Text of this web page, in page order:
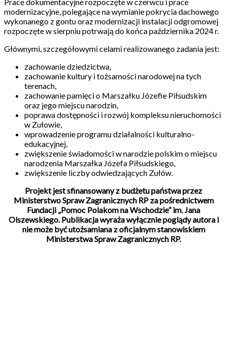
modernizacyjne, polegające na wymianie pokrycia dachowego
wykonanego z gontu oraz modernizacji instalacji odgromowej
rozpoczęte w sierpniu potrwają do końca października 2024 r.
Głównymi, szczegółowymi celami realizowanego zadania jest:
zachowanie dziedzictwa,
zachowanie kultury i tożsamości narodowej na tych
terenach,
zachowanie pamięci o Marszałku Józefie Piłsudskim
oraz jego miejscu narodzin,
poprawa dostępności i rozwój kompleksu nieruchomości
w Zułowie,
wprowadzenie programu działalności kulturalno-
edukacyjnej,
zwiększenie świadomości w narodzie polskim o miejscu
narodzenia Marszałka Józefa Piłsudskiego,
zwiększenie liczby odwiedzających Zułów.
Projekt jest sfinansowany z budżetu państwa przez
Ministerstwo Spraw Zagranicznych RP za pośrednictwem
Fundacji „Pomoc Polakom na Wschodzie” im. Jana
Olszewskiego. Publikacja wyraża wyłącznie poglądy autora i
nie może być utożsamiana z oficjalnym stanowiskiem
Ministerstwa Spraw Zagranicznych RP.